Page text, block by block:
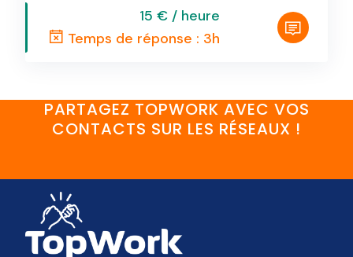
15 € / heure
Temps de réponse : 3h
PARTAGEZ TOPWORK AVEC VOS
CONTACTS SUR LES RÉSEAUX !